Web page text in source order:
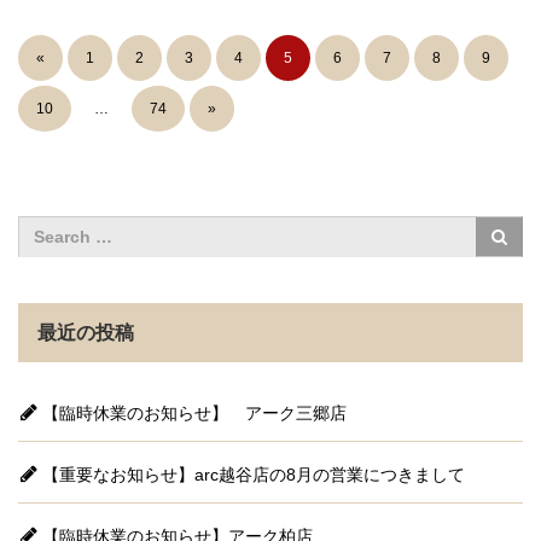
« 1 2 3 4 5 6 7 8 9
10 74 »
最近の投稿
【臨時休業のお知らせ】 アーク三郷店
【重要なお知らせ】arc越谷店の8月の営業につきまして
【臨時休業のお知らせ】アーク柏店